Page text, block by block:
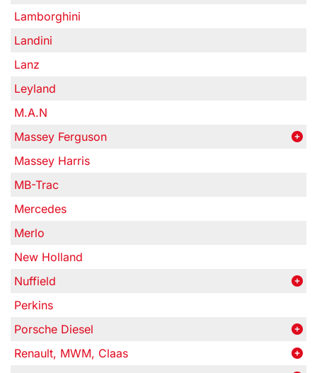
Lamborghini
Landini
Lanz
Leyland
M.A.N
Massey Ferguson
Massey Harris
MB-Trac
Mercedes
Merlo
New Holland
Nuffield
Perkins
Porsche Diesel
Renault, MWM, Claas